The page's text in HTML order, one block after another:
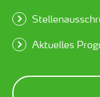
Aktuelles